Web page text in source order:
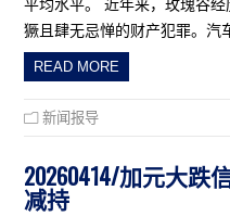
平均水平。 近年来，玫瑰谷
獗且肆无忌惮的财产犯罪。汽
READ MORE
新闻报导
20260414/加元大跌
减持